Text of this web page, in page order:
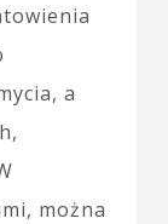
a
można